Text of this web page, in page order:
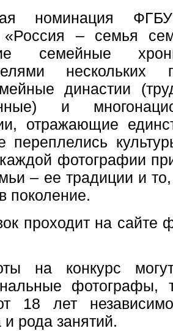
номинация
– семья
семейные
нескольких
династии
и
отражающие
переплелись
фотографии
– ее традиции и
в поколение.
проходит на сайте
на конкурс
фотографы,
18 лет
и рода занятий.